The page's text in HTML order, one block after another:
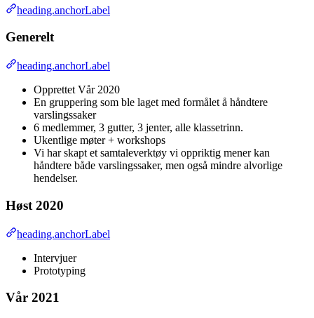
heading.anchorLabel
Generelt
heading.anchorLabel
Opprettet Vår 2020
En gruppering som ble laget med formålet å håndtere
varslingssaker
6 medlemmer, 3 gutter, 3 jenter, alle klassetrinn.
Ukentlige møter + workshops
Vi har skapt et samtaleverktøy vi oppriktig mener kan
håndtere både varslingssaker, men også mindre alvorlige
hendelser.
Høst 2020
heading.anchorLabel
Intervjuer
Prototyping
Vår 2021